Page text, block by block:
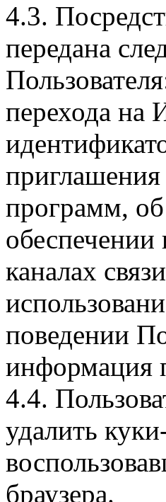
4.3.
передана
перехода на
программ,
обеспечении
каналах
поведении
информация
4.4.
удалить
браузера.